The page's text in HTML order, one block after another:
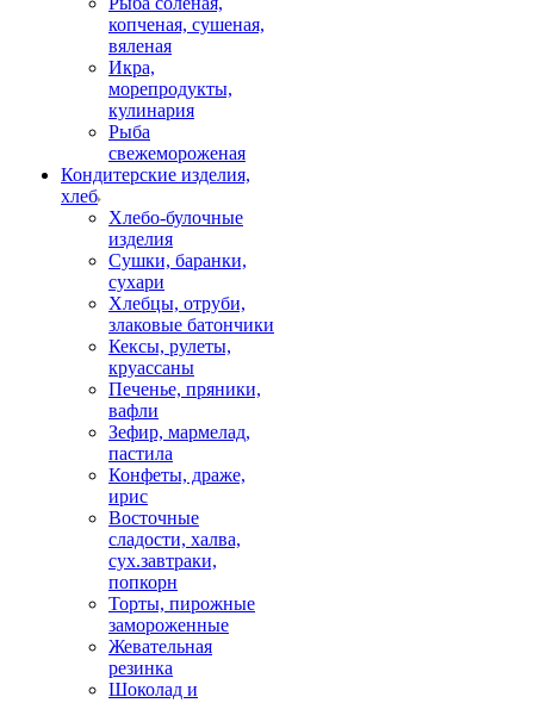
копченая, сушеная,
вяленая
Икра,
морепродукты,
кулинария
Рыба
свежемороженая
Кондитерские изделия,
хлеб
Хлебо-булочные
изделия
Сушки, баранки,
сухари
Хлебцы, отруби,
злаковые батончики
Кексы, рулеты,
круассаны
Печенье, пряники,
вафли
Зефир, мармелад,
пастила
Конфеты, драже,
ирис
Восточные
сладости, халва,
сух.завтраки,
попкорн
Торты, пирожные
замороженные
Жевательная
резинка
Шоколад и